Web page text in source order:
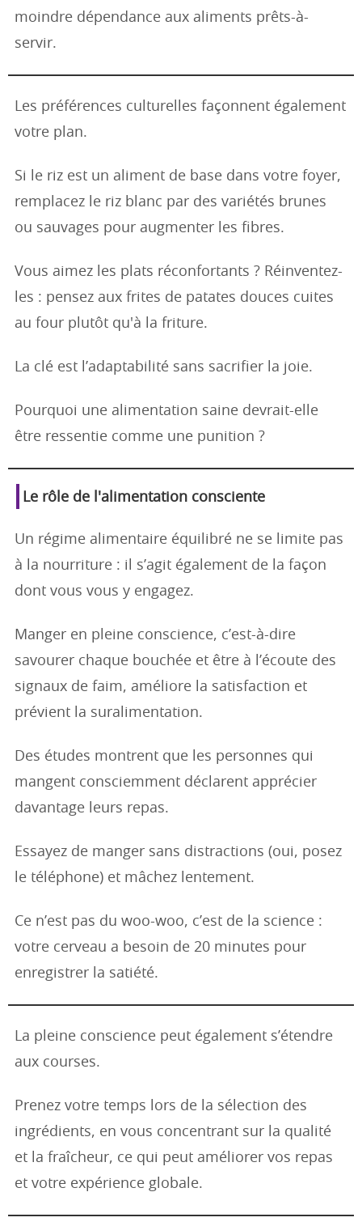
moindre dépendance aux aliments prêts-à-
servir.
Les préférences culturelles façonnent également
votre plan.
Si le riz est un aliment de base dans votre foyer,
remplacez le riz blanc par des variétés brunes
ou sauvages pour augmenter les fibres.
Vous aimez les plats réconfortants ? Réinventez-
les : pensez aux frites de patates douces cuites
au four plutôt qu'à la friture.
La clé est l’adaptabilité sans sacrifier la joie.
Pourquoi une alimentation saine devrait-elle
être ressentie comme une punition ?
Le rôle de l'alimentation consciente
Un régime alimentaire équilibré ne se limite pas
à la nourriture : il s’agit également de la façon
dont vous vous y engagez.
Manger en pleine conscience, c’est-à-dire
savourer chaque bouchée et être à l’écoute des
signaux de faim, améliore la satisfaction et
prévient la suralimentation.
Des études montrent que les personnes qui
mangent consciemment déclarent apprécier
davantage leurs repas.
Essayez de manger sans distractions (oui, posez
le téléphone) et mâchez lentement.
Ce n’est pas du woo-woo, c’est de la science :
votre cerveau a besoin de 20 minutes pour
enregistrer la satiété.
La pleine conscience peut également s’étendre
aux courses.
Prenez votre temps lors de la sélection des
ingrédients, en vous concentrant sur la qualité
et la fraîcheur, ce qui peut améliorer vos repas
et votre expérience globale.